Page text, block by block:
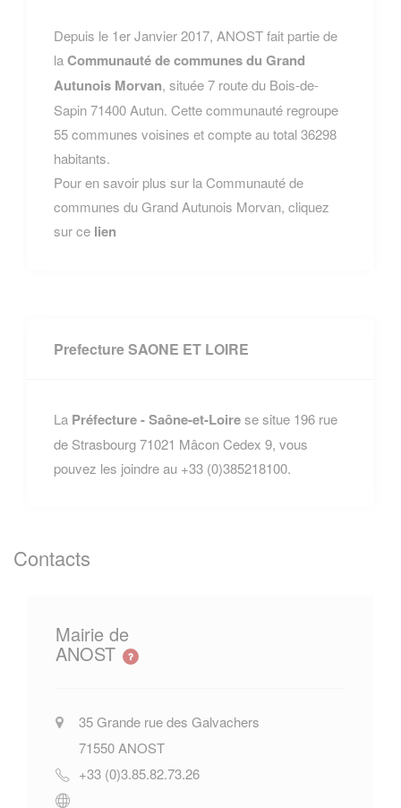
Depuis le 1er Janvier 2017, ANOST fait partie de
laCommunauté de communes du Grand
Autunois Morvan, située 7 route du Bois-de-
Sapin 71400 Autun. Cette communauté regroupe
55 communes voisines et compte au total 36298
habitants.
Pour en savoir plus sur la Communauté de
communes du Grand Autunois Morvan, cliquez
sur ce lien
Prefecture SAONE ET LOIRE
La Préfecture - Saône-et-Loirese situe 196 rue
de Strasbourg 71021 Mâcon Cedex 9, vous
pouvez les joindre au +33 (0)385218100.
Contacts
Mairie de
ANOST
35 Grande rue des Galvachers
71550 ANOST
+33 (0)3.85.82.73.26